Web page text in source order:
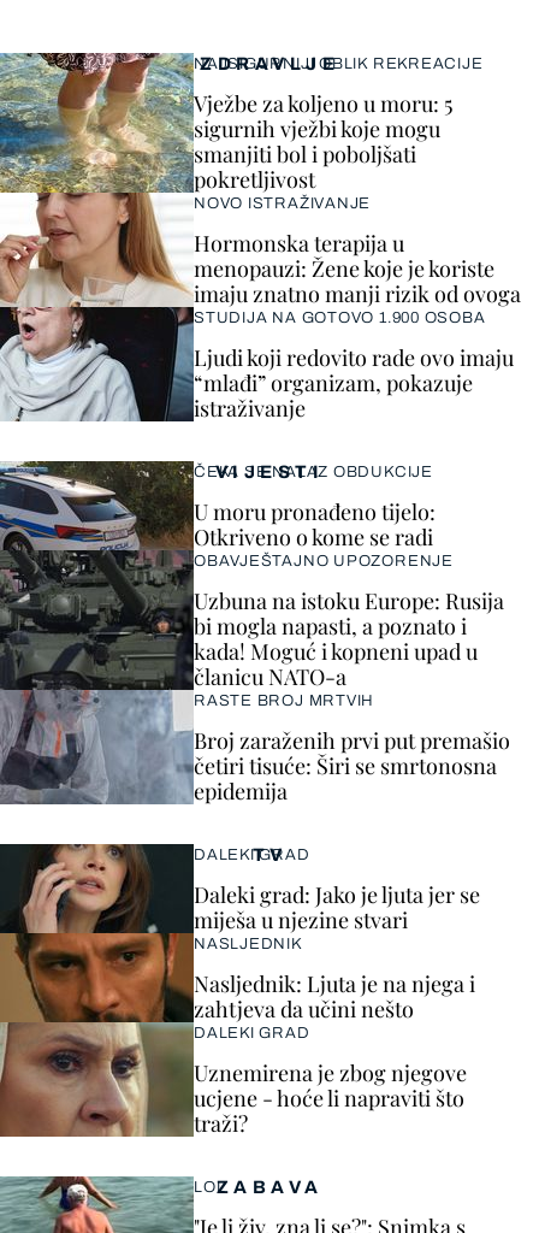
VIJESTI
ČEKA SE NALAZ OBDUKCIJE
U moru pronađeno tijelo:
Otkriveno o kome se radi
OBAVJEŠTAJNO UPOZORENJE
Uzbuna na istoku Europe: Rusija
bi mogla napasti, a poznato i
kada! Moguć i kopneni upad u
članicu NATO-a
RASTE BROJ MRTVIH
Broj zaraženih prvi put premašio
četiri tisuće: Širi se smrtonosna
epidemija
ZDRAVLJE
NAJSIGURNIJI OBLIK REKREACIJE
Vježbe za koljeno u moru: 5
sigurnih vježbi koje mogu
smanjiti bol i poboljšati
pokretljivost
NOVO ISTRAŽIVANJE
Hormonska terapija u
menopauzi: Žene koje je koriste
imaju znatno manji rizik od ovoga
STUDIJA NA GOTOVO 1.900 OSOBA
Ljudi koji redovito rade ovo imaju
“mlađi” organizam, pokazuje
istraživanje
ZABAVA
LOL
"Je li živ, zna li se?": Snimka s
TV
DALEKI GRAD
Daleki grad: Jako je ljuta jer se
miješa u njezine stvari
NASLJEDNIK
Nasljednik: Ljuta je na njega i
zahtjeva da učini nešto
DALEKI GRAD
Uznemirena je zbog njegove
ucjene - hoće li napraviti što
traži?